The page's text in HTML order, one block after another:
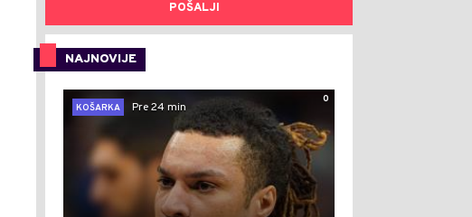
POŠALJI
NAJNOVIJE
0
KOŠARKA
Pre 24 min